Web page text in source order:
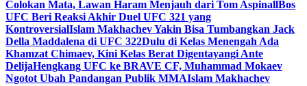
Colokan Mata, Lawan Haram Menjauh dari Tom AspinallBos
UFC Beri Reaksi Akhir Duel UFC 321 yang
KontroversialIslam Makhachev Yakin Bisa Tumbangkan Jack
Della Maddalena di UFC 322Dulu di Kelas Menengah Ada
Khamzat Chimaev, Kini Kelas Berat Digentayangi Ante
DelijaHengkang UFC ke BRAVE CF, Muhammad Mokaev
Ngotot Ubah Pandangan Publik MMAIslam Makhachev